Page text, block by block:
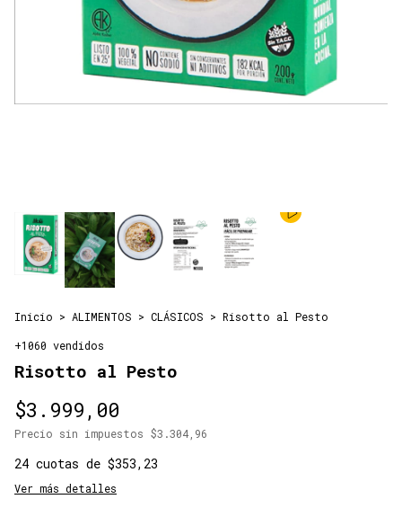
Inicio > ALIMENTOS > CLÁSICOS > Risotto al Pesto
+1060 vendidos
Risotto al Pesto
$3.999,00
Precio sin impuestos $3.304,96
24 cuotas de $353,23
Ver más detalles